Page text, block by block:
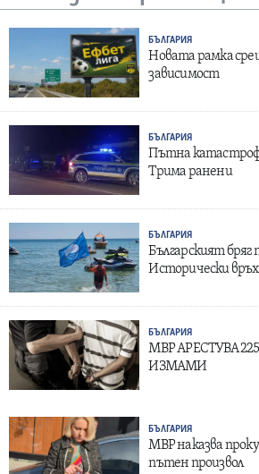
БЪЛГАРИЯ
Новата рамка
зависимост
БЪЛГАРИЯ
Пътна
Трима ранени
БЪЛГАРИЯ
Българският бряг
Исторически
БЪЛГАРИЯ
МВР АРЕСТУВА
ИЗМАМИ
БЪЛГАРИЯ
МВР наказва
пътен произвол